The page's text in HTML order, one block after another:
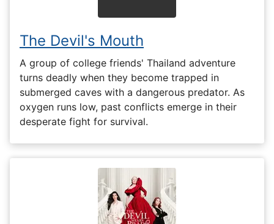
The Devil's Mouth
A group of college friends' Thailand adventure
turns deadly when they become trapped in
submerged caves with a dangerous predator. As
oxygen runs low, past conflicts emerge in their
desperate fight for survival.